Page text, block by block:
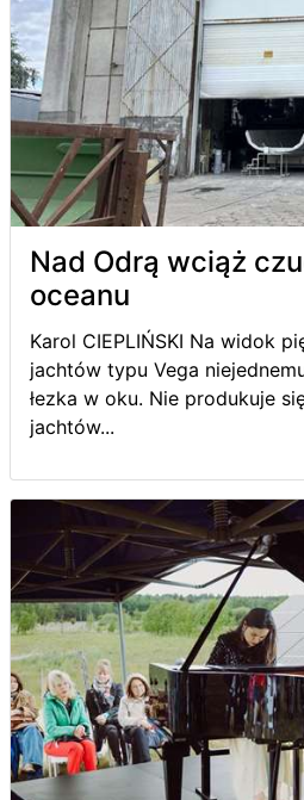
Nad Odrą wciąż
oceanu
Karol CIEPLIŃSKI Na widok
jachtów typu Vega
łezka w oku. Nie produkuje
jachtów...